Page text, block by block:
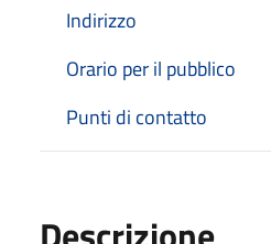
Indirizzo
Orario per il pubblico
Punti di contatto